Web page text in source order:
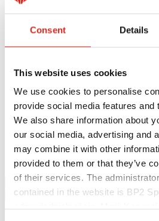
Consent Details
This website uses cookies
We use cookies to personalise
provide social media features and
We also share information about
our social media, advertising and
may combine it with other
provided to them or that they’ve
of their services. The
contained in the website is BP2
Dangos, spalvos ir
Garantijos
Įgyvendinti projektai
Parsisiunčiami failai
Rasti rangovą
Kur įsigyti?
BIM bibliotekos
Parsisiųsti
Kontaktai